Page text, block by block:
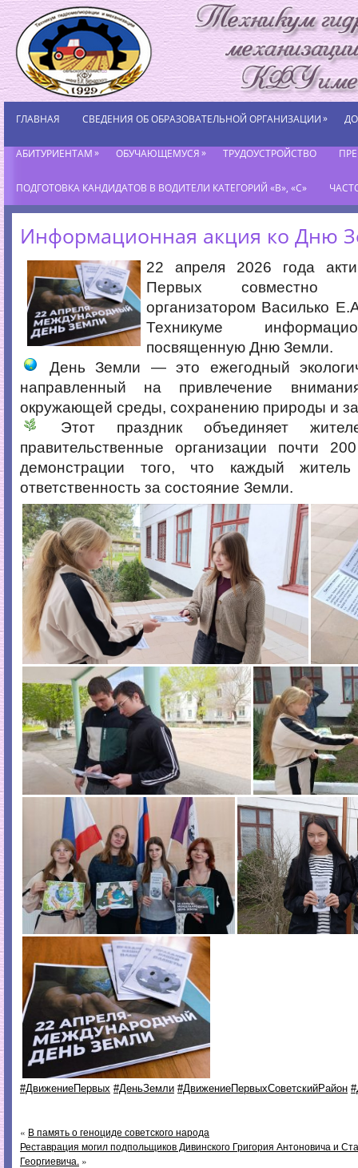
ГЛАВНАЯ СВЕДЕНИЯ ОБ ОБРАЗОВАТЕЛЬНОЙ ОРГАНИЗАЦИИ»
АБИТУРИЕНТАМ» ОБУЧАЮЩЕМУСЯ» ТРУДОУСТРОЙСТВО
ПОДГОТОВКА КАНДИДАТОВ В ВОДИТЕЛИ КАТЕГОРИЙ «В», «С»
Информационная акция ко Дню
22 апреля 2026 года
Первых совместно
организатором Василько
Техникуме
посвященную Дню Земли.
День Земли — это ежегодный
направленный на привлечение
окружающей среды, сохранению природы и
Этот праздник объединяет
правительственные организации почти
демонстрации того, что каждый
ответственность за состояние Земли.
#ДвижениеПервых #ДеньЗемли #ДвижениеПервыхСоветскийРайон
« В память о геноциде советского народа
Реставрация могил подпольщиков Дивинского Григория Антоновича и
Георгиевича. »